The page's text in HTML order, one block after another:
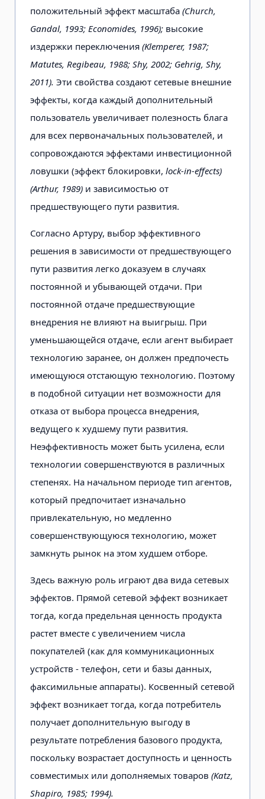
положительный эффект масштаба (Church,
Gandal, 1993; Economides, 1996); высокие
издержки переключения (Klemperer, 1987;
Matutes, Regibeau, 1988; Shy, 2002; Gehrig, Shy,
2011). Эти свойства создают сетевые внешние
эффекты, когда каждый дополнительный
пользователь увеличивает полезность блага
для всех первоначальных пользователей, и
сопровождаются эффектами инвестиционной
ловушки (эффект блокировки, lock-in-effects)
(Arthur, 1989) и зависимостью от
предшествующего пути развития.
Согласно Артуру, выбор эффективного
решения в зависимости от предшествующего
пути развития легко доказуем в случаях
постоянной и убывающей отдачи. При
постоянной отдаче предшествующие
внедрения не влияют на выигрыш. При
уменьшающейся отдаче, если агент выбирает
технологию заранее, он должен предпочесть
имеющуюся отстающую технологию. Поэтому
в подобной ситуации нет возможности для
отказа от выбора процесса внедрения,
ведущего к худшему пути развития.
Неэффективность может быть усилена, если
технологии совершенствуются в различных
степенях. На начальном периоде тип агентов,
который предпочитает изначально
привлекательную, но медленно
совершенствующуюся технологию, может
замкнуть рынок на этом худшем отборе.
Здесь важную роль играют два вида сетевых
эффектов. Прямой сетевой эффект возникает
тогда, когда предельная ценность продукта
растет вместе с увеличением числа
покупателей (как для коммуникационных
устройств - телефон, сети и базы данных,
факсимильные аппараты). Косвенный сетевой
эффект возникает тогда, когда потребитель
получает дополнительную выгоду в
результате потребления базового продукта,
поскольку возрастает доступность и ценность
совместимых или дополняемых товаров (Katz,
Shapiro, 1985; 1994).